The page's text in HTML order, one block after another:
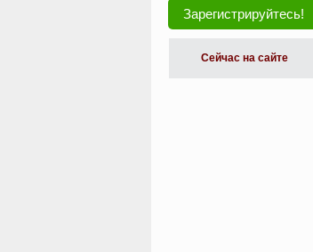
Зарегистрируйтесь!
Сейчас на сайте